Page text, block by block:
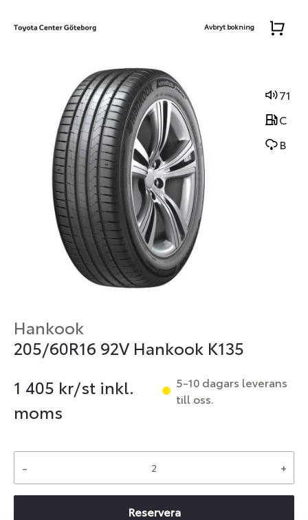
Avbryt bokning
71
C
B
Hankook
205/60R16 92V Hankook K135
1 405 kr/st inkl.
moms
5-10 dagars leverans
till oss.
- +
Reservera